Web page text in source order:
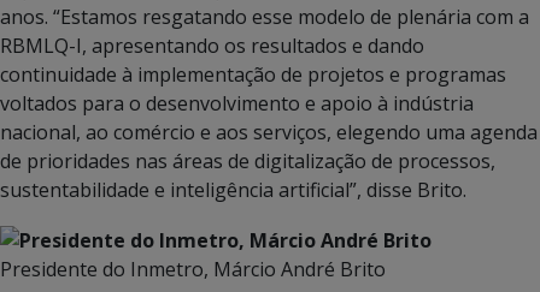
anos. “Estamos resgatando esse modelo de plenária com a
RBMLQ-I, apresentando os resultados e dando
continuidade à implementação de projetos e programas
voltados para o desenvolvimento e apoio à indústria
nacional, ao comércio e aos serviços, elegendo uma agenda
de prioridades nas áreas de digitalização de processos,
sustentabilidade e inteligência artificial”, disse Brito.
Presidente do Inmetro, Márcio André Brito